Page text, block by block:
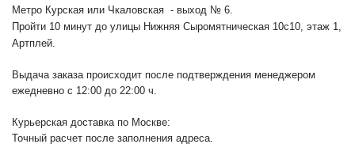
Метро Курская или Чкаловская - выход № 6.
Пройти 10 минут до улицы Нижняя Сыромятническая 10с10, этаж 1,
Артплей.
Выдача заказа происходит после подтверждения менеджером
ежедневно с 12:00 до 22:00 ч.
Курьерская доставка по Москве:
Точный расчет после заполнения адреса.